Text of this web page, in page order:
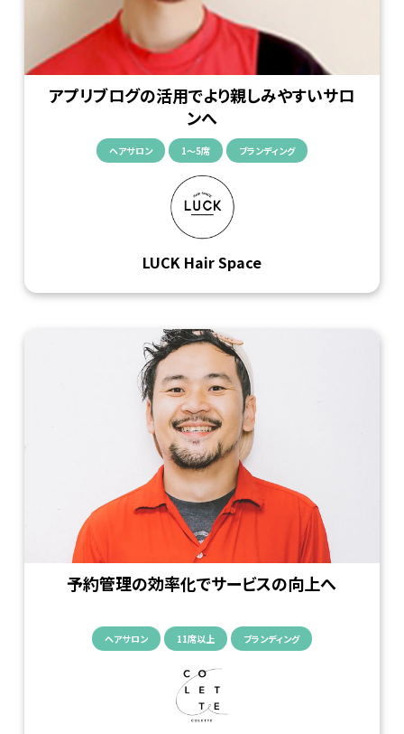
アプリブログの活用でより親しみやすいサロ
ンへ
ヘアサロン 1〜5席 ブランディング
LUCK Hair Space
予約管理の効率化でサービスの向上へ
ヘアサロン 11席以上 ブランディング